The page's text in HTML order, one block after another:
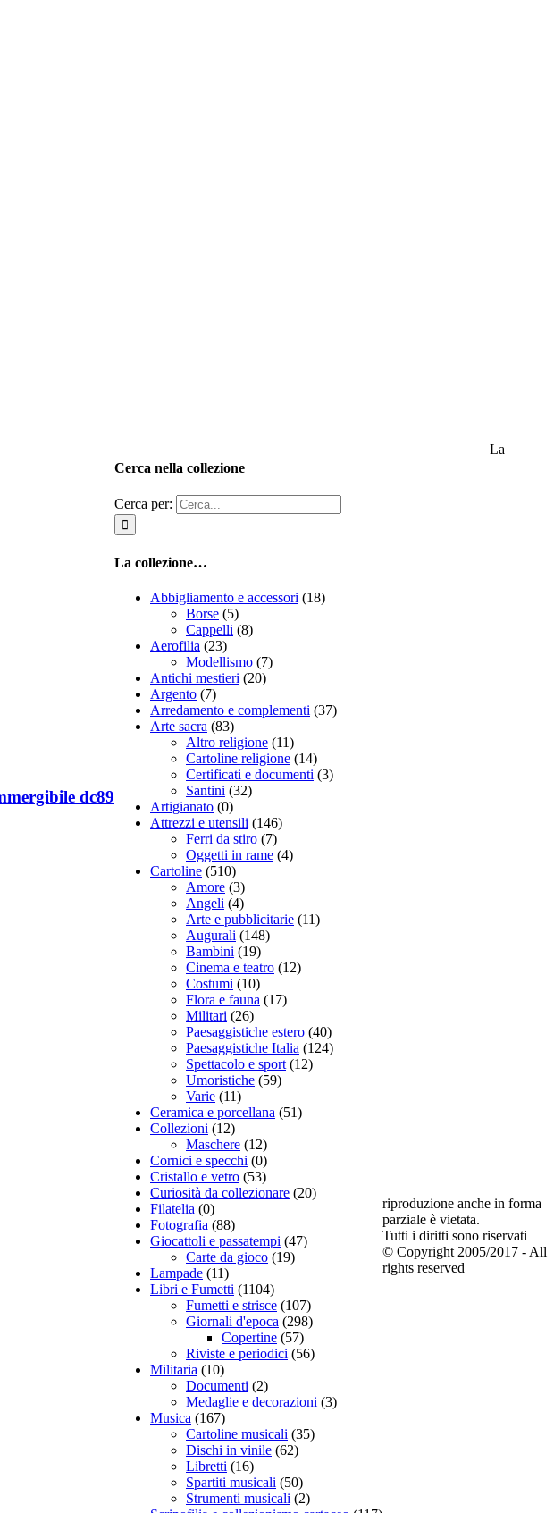
dc89
Cerca nella collezione
Cerca per:
La collezione…
Abbigliamento e accessori (18)
Borse (5)
Cappelli (8)
Aerofilia (23)
Modellismo (7)
Antichi mestieri (20)
Argento (7)
Arredamento e complementi (37)
Arte sacra (83)
Altro religione (11)
Cartoline religione (14)
Certificati e documenti (3)
Santini (32)
Artigianato (0)
Attrezzi e utensili (146)
Ferri da stiro (7)
Oggetti in rame (4)
Cartoline (510)
Amore (3)
Angeli (4)
Arte e pubblicitarie (11)
Augurali (148)
Bambini (19)
Cinema e teatro (12)
Costumi (10)
Flora e fauna (17)
Militari (26)
Paesaggistiche estero (40)
Paesaggistiche Italia (124)
Spettacolo e sport (12)
Umoristiche (59)
Varie (11)
Ceramica e porcellana (51)
Collezioni (12)
Maschere (12)
Cornici e specchi (0)
Cristallo e vetro (53)
Curiosità da collezionare (20)
Filatelia (0)
Fotografia (88)
Giocattoli e passatempi (47)
Carte da gioco (19)
Lampade (11)
Libri e Fumetti (1104)
Fumetti e strisce (107)
Giornali d'epoca (298)
Copertine (57)
Riviste e periodici (56)
Militaria (10)
Documenti (2)
Medaglie e decorazioni (3)
Musica (167)
Cartoline musicali (35)
Dischi in vinile (62)
Libretti (16)
Spartiti musicali (50)
Strumenti musicali (2)
La
riproduzione anche in forma
parziale è vietata.
Tutti i diritti sono riservati
© Copyright 2005/2017 - All
rights reserved